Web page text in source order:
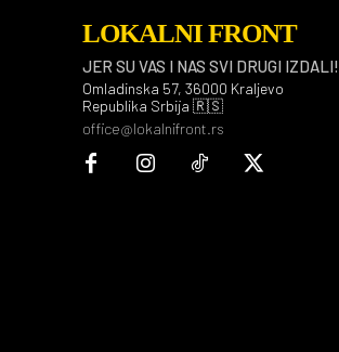
LOKALNI FRONT
JER SU VAS I NAS SVI DRUGI IZDALI!
Omladinska 57, 36000 Kraljevo
Republika Srbija 🇷🇸
office@lokalnifront.rs